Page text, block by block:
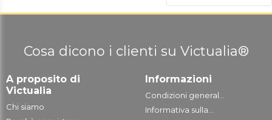
Cosa dicono i clienti su Victualia®
A proposito di
Victualia
Chi siamo
Informazioni
Condizioni general...
Informativa sulla...